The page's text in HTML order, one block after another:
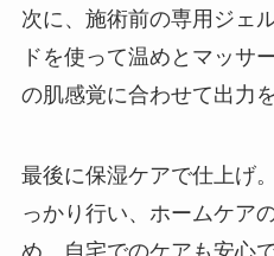
次に、施術前の専用ジェ
ドを使って温めとマッサ
の肌感覚に合わせて出力
最後に保湿ケアで仕上げ
っかり行い、ホームケア